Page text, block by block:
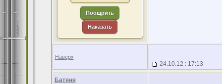
Поощрить
Наказать
Наверх
24.10.12 : 17:13
Батяня